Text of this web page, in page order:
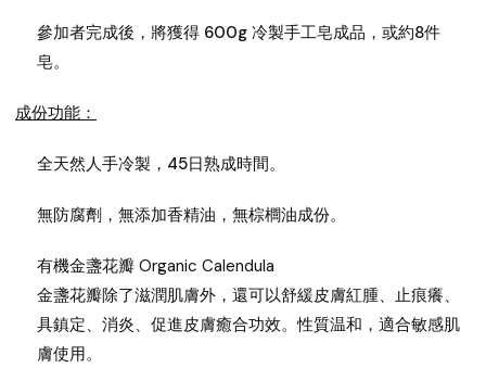
參加者完成後，將獲得 600g 冷製手工皂成品，或約8件
皂。
成份功能：
全天然人手冷製，45日熟成時間。
無防腐劑，無添加香精油，無棕櫚油成份。
有機金盞花瓣 Organic Calendula
金盞花瓣除了滋潤肌膚外，還可以舒緩皮膚紅腫、止痕癢、
具鎮定、消炎、促進皮膚癒合功效。性質温和，適合敏感肌
膚使用。